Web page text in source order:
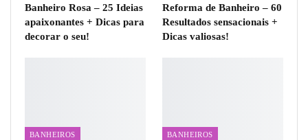
Banheiro Rosa – 25 Ideias
apaixonantes + Dicas para
decorar o seu!
Reforma de Banheiro – 60
Resultados sensacionais +
Dicas valiosas!
BANHEIROS BANHEIROS